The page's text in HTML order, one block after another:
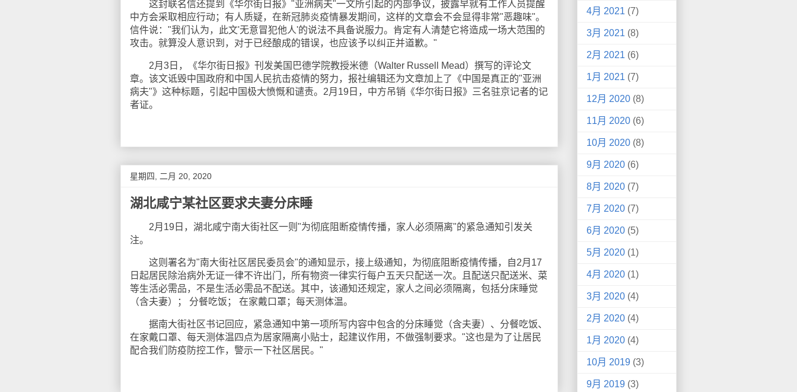
这封联名信还提到《华尔街日报》"亚洲病夫"一文所引起的内部争议，披露早就有工作人员提醒
中方会采取相应行动；有人质疑，在新冠肺炎疫情暴发期间，这样的文章会不会显得非常"恶趣味"。
信件说："我们认为，此文'无意冒犯他人'的说法不具备说服力。肯定有人清楚它将造成一场大范围的
攻击。就算没人意识到，对于已经酿成的错误，也应该予以纠正并道歉。"
2月3日，《华尔街日报》刊发美国巴德学院教授米德（Walter Russell Mead）撰写的评论文
章。该文诋毁中国政府和中国人民抗击疫情的努力，报社编辑还为文章加上了《中国是真正的"亚洲
病夫"》这种标题，引起中国极大愤慨和谴责。2月19日，中方吊销《华尔街日报》三名驻京记者的记
者证。
星期四, 二月 20, 2020
湖北咸宁某社区要求夫妻分床睡
2月19日，湖北咸宁南大街社区一则"为彻底阻断疫情传播，家人必须隔离"的紧急通知引发关
注。
这则署名为"南大街社区居民委员会"的通知显示，接上级通知，为彻底阻断疫情传播，自2月17
日起居民除治病外无证一律不许出门，所有物资一律实行每户五天只配送一次。且配送只配送米、菜
等生活必需品，不是生活必需品不配送。其中，该通知还规定，家人之间必须隔离，包括分床睡觉
（含夫妻）； 分餐吃饭； 在家戴口罩；每天测体温。
据南大街社区书记回应，紧急通知中第一项所写内容中包含的分床睡觉（含夫妻）、分餐吃饭、
在家戴口罩、每天测体温四点为居家隔离小贴士，起建议作用，不做强制要求。"这也是为了让居民
配合我们防疫防控工作，警示一下社区居民。"
4月 2021 (7)
3月 2021 (8)
2月 2021 (6)
1月 2021 (7)
12月 2020 (8)
11月 2020 (6)
10月 2020 (8)
9月 2020 (6)
8月 2020 (7)
7月 2020 (7)
6月 2020 (5)
5月 2020 (1)
4月 2020 (1)
3月 2020 (4)
2月 2020 (4)
1月 2020 (4)
10月 2019 (3)
9月 2019 (3)